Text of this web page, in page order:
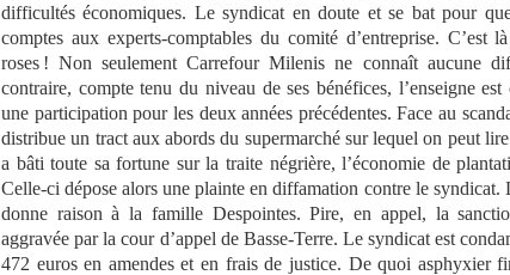
difficultés économiques. Le syndicat en doute et se bat pour que
comptes aux experts-comptables du comité d’entreprise. C’est
roses ! Non seulement Carrefour Milenis ne connaît aucune
contraire, compte tenu du niveau de ses bénéfices, l’enseigne est
une participation pour les deux années précédentes. Face au
distribue un tract aux abords du supermarché sur lequel on peut
a bâti toute sa fortune sur la traite négrière, l’économie de
Celle-ci dépose alors une plainte en diffamation contre le syndicat.
donne raison à la famille Despointes. Pire, en appel, la
aggravée par la cour d’appel de Basse-Terre. Le syndicat est
472 euros en amendes et en frais de justice. De quoi asphyxier